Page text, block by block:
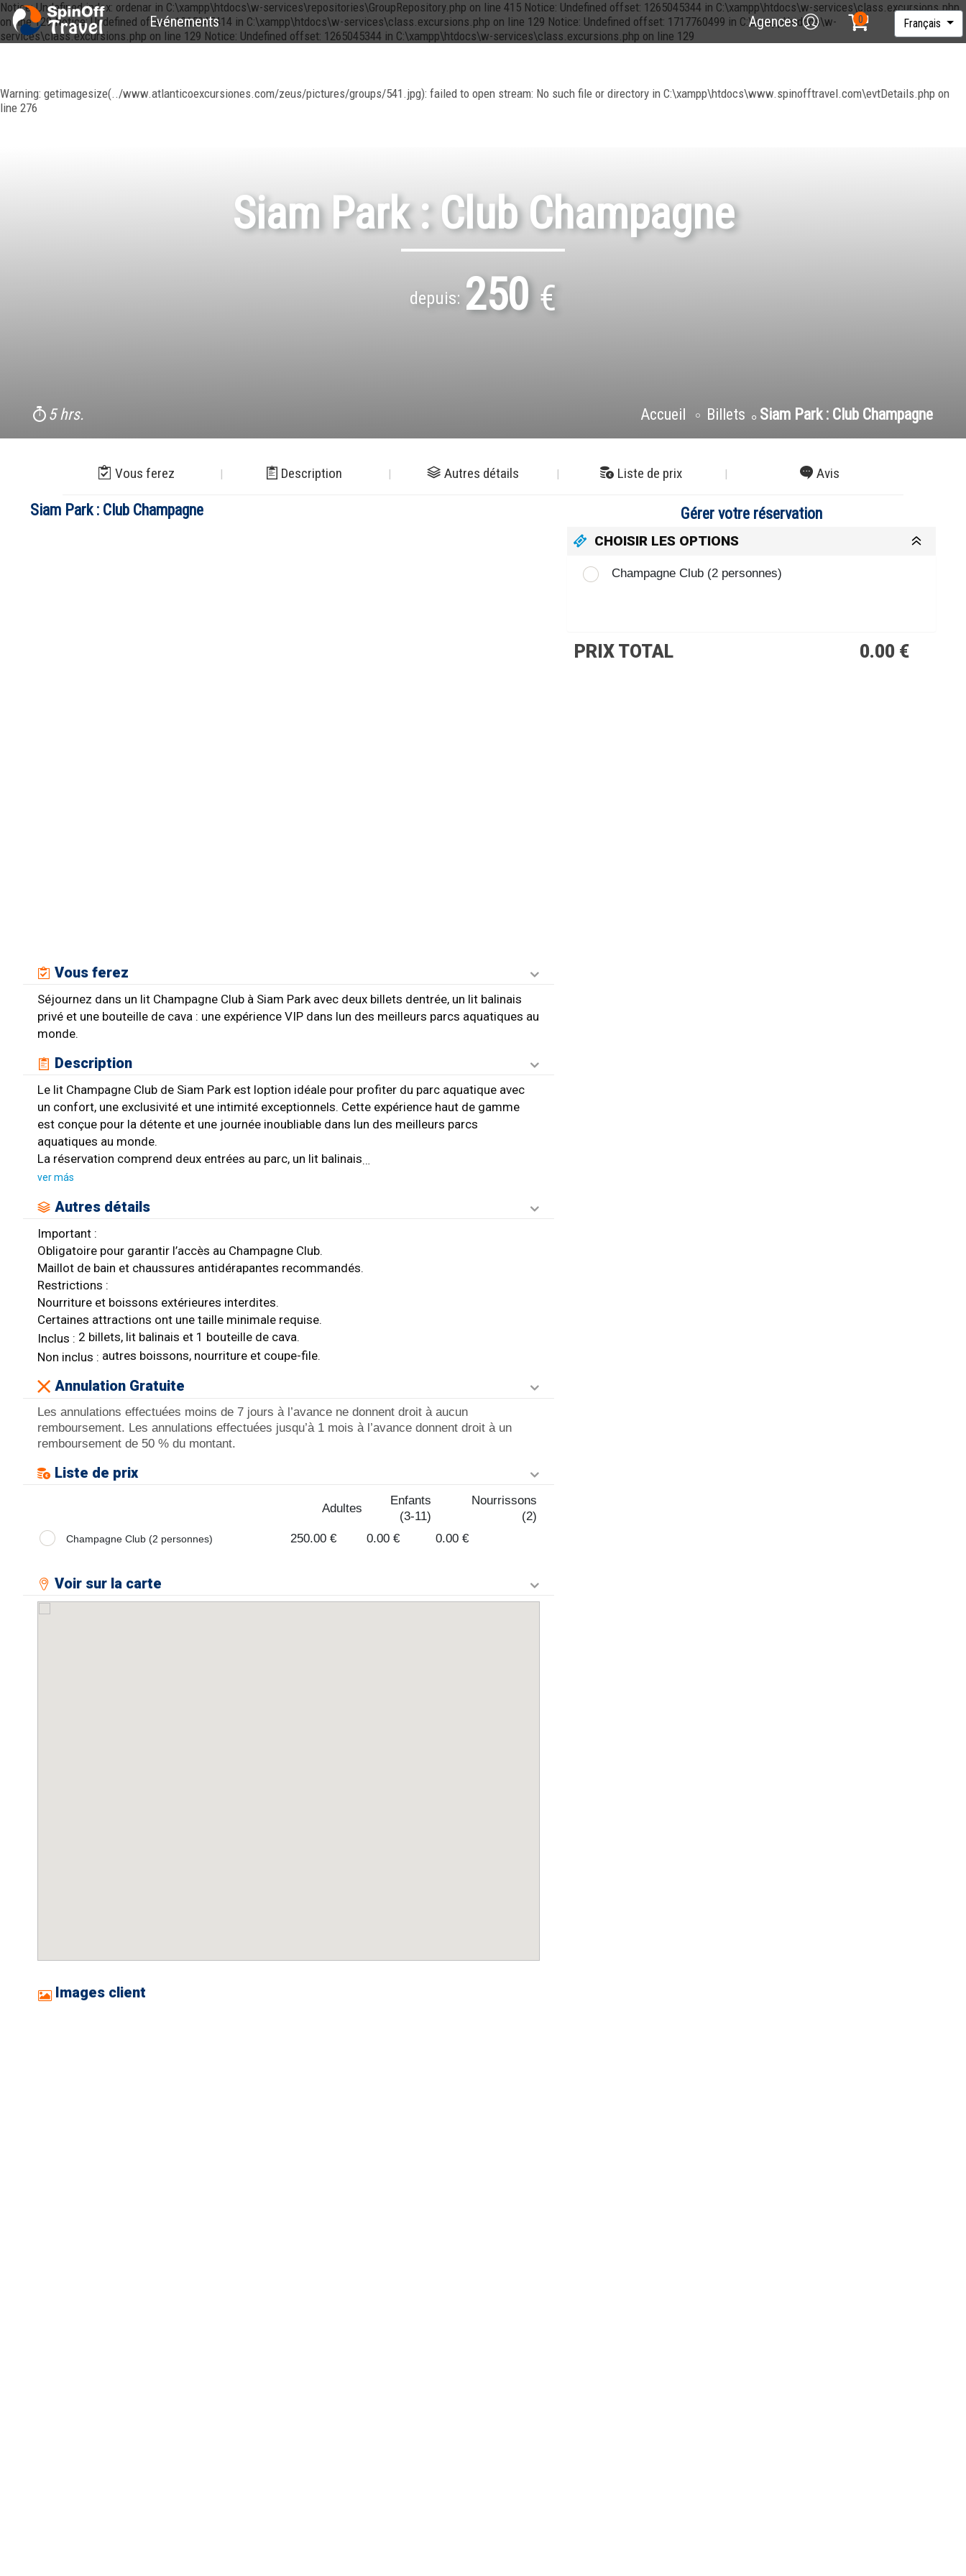
Notice: Undefined index: ordenar in C:\xampp\htdocs\w-services\repositories\GroupRepository.php on line 415 Notice: Undefined offset: 1265045344 in C:\xampp\htdocs\w-services\class.excursions.php
on line 129 Notice: Undefined offset: 1265045414 in C:\xampp\htdocs\w-services\class.excursions.php on line 129 Notice: Undefined offset: 1717760499 in C:\xampp\htdocs\w-
services\class.excursions.php on line 129 Notice: Undefined offset: 1265045344 in C:\xampp\htdocs\w-services\class.excursions.php on line 129
Evénements Français
Agences
Warning: getimagesize(../www.atlanticoexcursiones.com/zeus/pictures/groups/541.jpg): failed to open stream: No such file or directory in C:\xampp\htdocs\www.spinofftravel.com\evtDetails.php on
line 276
Siam Park : Club Champagne
depuis: 250€
5 hrs. Accueil Billets Siam Park : Club Champagne
Vous ferez Description Autres détails Liste de prix Avis
Siam Park : Club Champagne
Vous ferez
Séjournez dans un lit Champagne Club à Siam Park avec deux billets dentrée, un lit balinais
privé et une bouteille de cava : une expérience VIP dans lun des meilleurs parcs aquatiques au
monde.
Description
Le lit Champagne Club de Siam Park est loption idéale pour profiter du parc aquatique avec
un confort, une exclusivité et une intimité exceptionnels. Cette expérience haut de gamme
est conçue pour la détente et une journée inoubliable dans lun des meilleurs parcs
aquatiques au monde.
La réservation comprend deux entrées au parc, un lit balinais…
ver más
Autres détails
Important :
Obligatoire pour garantir l’accès au Champagne Club.
Maillot de bain et chaussures antidérapantes recommandés.
Restrictions :
Nourriture et boissons extérieures interdites.
Certaines attractions ont une taille minimale requise.
Inclus : 2 billets, lit balinais et 1 bouteille de cava.
Non inclus : autres boissons, nourriture et coupe-file.
Annulation Gratuite
Les annulations effectuées moins de 7 jours à l’avance ne donnent droit à aucun
remboursement. Les annulations effectuées jusqu’à 1 mois à l’avance donnent droit à un
remboursement de 50 % du montant.
Liste de prix
Adultes
Enfants
(3-11)
Nourrissons
(2)
Champagne Club (2 personnes) 250.00 € 0.00 € 0.00 €
Voir sur la carte
Gérer votre réservation
CHOISIR LES OPTIONS
Champagne Club (2 personnes)
PRIX TOTAL 0.00 €
Images client